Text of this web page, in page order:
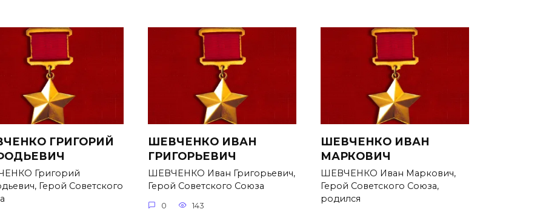
ГРИГОРИЙ
Григорий
Герой Советского
ШЕВЧЕНКО ИВАН
ГРИГОРЬЕВИЧ
ШЕВЧЕНКО Иван Григорьевич,
Герой Советского Союза
0 143
ШЕВЧЕНКО ИВАН
МАРКОВИЧ
ШЕВЧЕНКО Иван Маркович,
Герой Советского Союза,
родился